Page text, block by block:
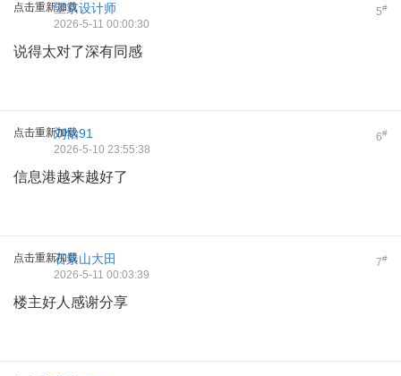
点击重新加载 5#
望京设计师
2026-5-11 00:00:30
说得太对了深有同感
点击重新加载 6#
刘怡91
2026-5-10 23:55:38
信息港越来越好了
点击重新加载 7#
石景山大田
2026-5-11 00:03:39
楼主好人感谢分享